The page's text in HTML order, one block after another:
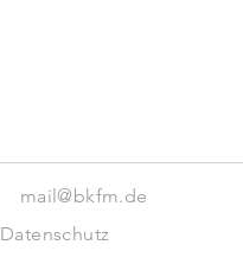
mail@bkfm.de
Datenschutz